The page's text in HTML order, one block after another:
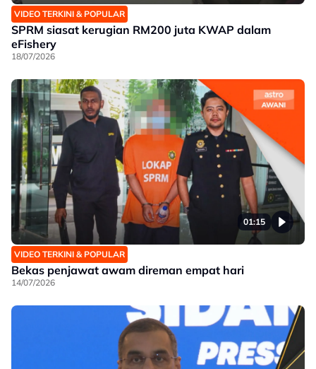
VIDEO TERKINI & POPULAR
SPRM siasat kerugian RM200 juta KWAP dalam
eFishery
18/07/2026
01:15
VIDEO TERKINI & POPULAR
Bekas penjawat awam direman empat hari
14/07/2026